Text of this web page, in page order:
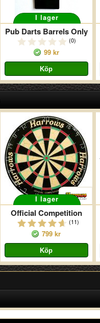
I lager
Pub Darts Barrels Only
(0)
99 kr
I lager
Official Competition
(11)
799 kr